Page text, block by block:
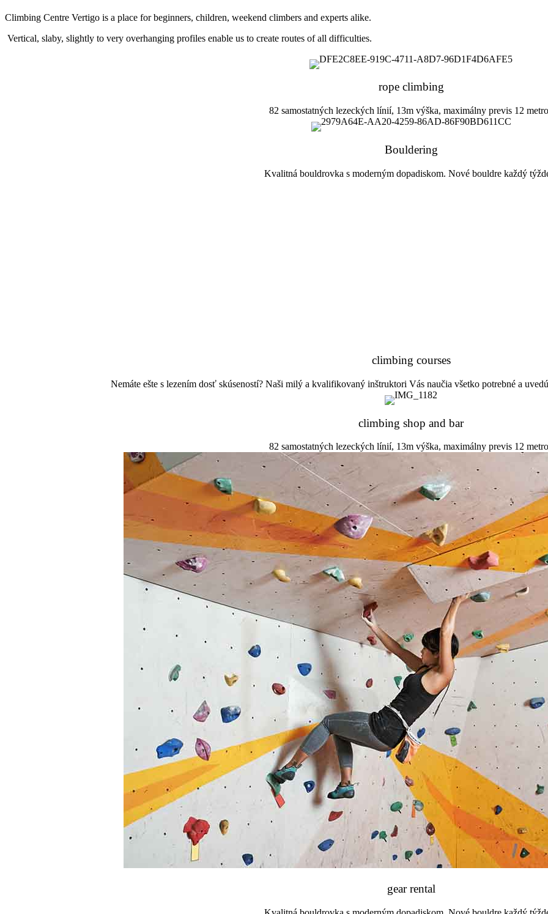
Climbing Centre Vertigo is a place for beginners, children, weekend climbers and experts alike.
Vertical, slaby, slightly to very overhanging profiles enable us to create routes of all difficulties.
rope climbing
82 samostatných lezeckých línií, 13m výška, maximálny previs 12
Bouldering
Kvalitná bouldrovka s moderným dopadiskom. Nové bouldre každý
climbing courses
Nemáte ešte s lezením dosť skúseností? Naši milý a kvalifikovaný inštruktori Vás naučia všetko potrebné a
climbing shop and bar
82 samostatných lezeckých línií, 13m výška, maximálny previs 12
gear rental